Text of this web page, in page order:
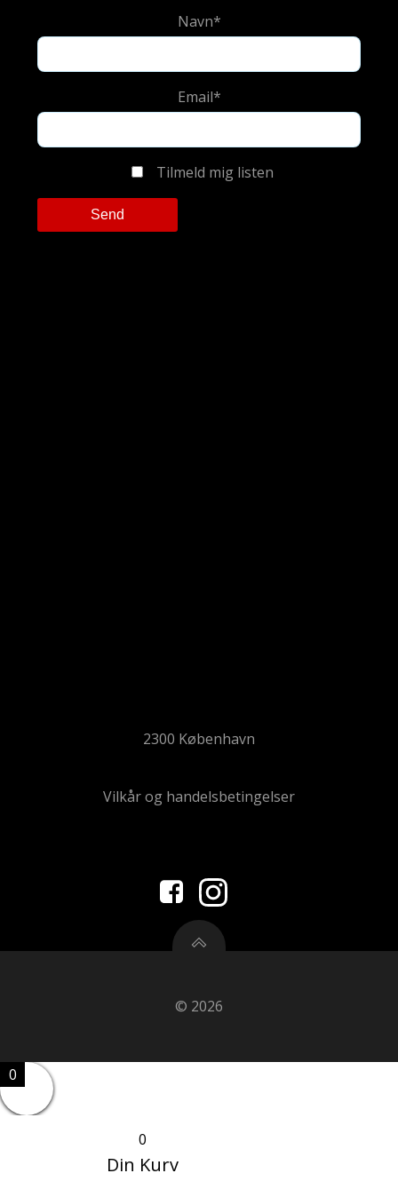
Navn*
Email*
Tilmeld mig listen
2300 København
Vilkår og handelsbetingelser
© 2026
0
0
Din Kurv